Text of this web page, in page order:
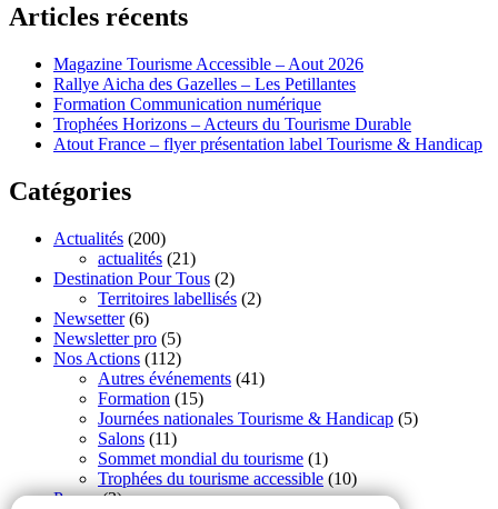
Articles récents
Magazine Tourisme Accessible – Aout 2026
Rallye Aicha des Gazelles – Les Petillantes
Formation Communication numérique
Trophées Horizons – Acteurs du Tourisme Durable
Atout France – flyer présentation label Tourisme & Handicap
Catégories
Actualités (200)
actualités (21)
Destination Pour Tous (2)
Territoires labellisés (2)
Newsetter(6)
Newsletter pro (5)
Nos Actions (112)
Autres événements (41)
Formation (15)
Journées nationales Tourisme & Handicap (5)
Salons (11)
Sommet mondial du tourisme (1)
Trophées du tourisme accessible (10)
Presse(3)